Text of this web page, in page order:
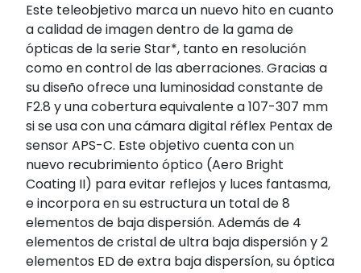
Este teleobjetivo marca un nuevo hito en cuanto
a calidad de imagen dentro de la gama de
ópticas de la serie Star*, tanto en resolución
como en control de las aberraciones. Gracias a
su diseño ofrece una luminosidad constante de
F2.8 y una cobertura equivalente a 107-307 mm
si se usa con una cámara digital réflex Pentax de
sensor APS-C. Este objetivo cuenta con un
nuevo recubrimiento óptico (Aero Bright
Coating II) para evitar reflejos y luces fantasma,
e incorpora en su estructura un total de 8
elementos de baja dispersión. Además de 4
elementos de cristal de ultra baja dispersión y 2
elementos ED de extra baja dispersíon, su óptica